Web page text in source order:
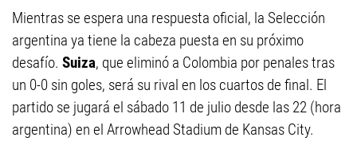
Mientras se espera una respuesta oficial, la Selección
argentina ya tiene la cabeza puesta en su próximo
desafío. Suiza, que eliminó a Colombia por penales tras
un 0-0 sin goles, será su rival en los cuartos de final. El
partido se jugará el sábado 11 de julio desde las 22 (hora
argentina) en el Arrowhead Stadium de Kansas City.